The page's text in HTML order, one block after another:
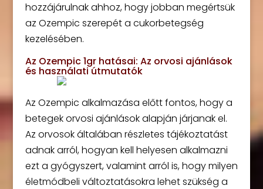
hozzájárulnak ahhoz, hogy jobban megértsük
az Ozempic szerepét a cukorbetegség
kezelésében.
Az Ozempic 1gr hatásai: Az orvosi ajánlások
és használati útmutatók
Az Ozempic alkalmazása előtt fontos, hogy a
betegek orvosi ajánlások alapján járjanak el.
Az orvosok általában részletes tájékoztatást
adnak arról, hogyan kell helyesen alkalmazni
ezt a gyógyszert, valamint arról is, hogy milyen
életmódbeli változtatásokra lehet szükség a